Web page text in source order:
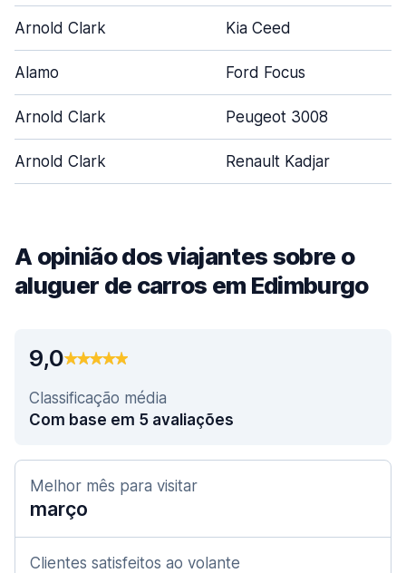
Arnold Clark Kia Ceed
Alamo Ford Focus
Arnold Clark Peugeot 3008
Arnold Clark Renault Kadjar
A opinião dos viajantes sobre o
aluguer de carros em Edimburgo
9,0
Classificação média
Com base em 5 avaliações
Melhor mês para visitar
março
Clientes satisfeitos ao volante